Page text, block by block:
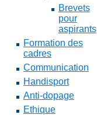
Brevets
pour
aspirants
Formation des
cadres
Communication
Handisport
Anti-dopage
Ethique